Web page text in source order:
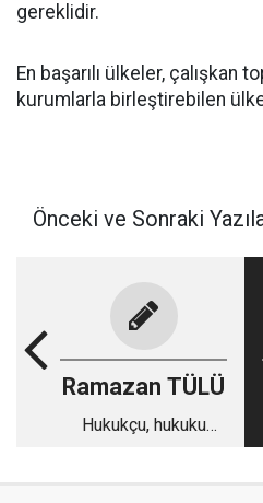
gereklidir.
En başarılı ülkeler, çalışkan
kurumlarla birleştirebilen
Önceki ve Sonraki
Ramazan TÜLÜ
Hukukçu, hukuku